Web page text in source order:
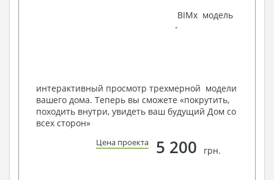
Инженеров – всегда готовы воплотить Вашу мечту
условий, за дополнительную плату.
Получить профессиональную консультацию у
наших специалистов, Вы можете любым
способом связи: закажите обратный звонок,
по viber, e-mail, телефон -
BIMx модель
-
интерактивный просмотр трехмерной модели
вашего дома. Теперь вы сможете «покрутить,
походить внутри, увидеть ваш будущий Дом со
всех сторон»
Цена проекта 5 200 грн.